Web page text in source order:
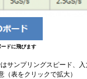
ドに飛びます
サンプリングスピード、入
（表をクリックで拡大）